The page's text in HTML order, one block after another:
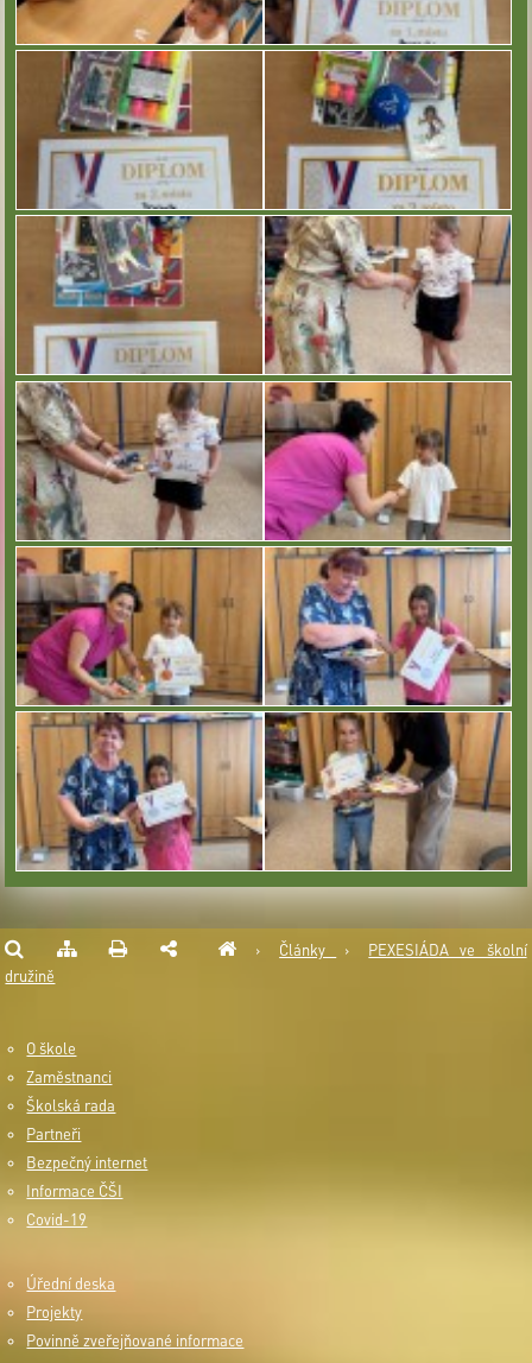
› Články ›
PEXESIÁDA ve školní
družině
O škole
Zaměstnanci
Školská rada
Partneři
Bezpečný internet
Informace ČŠI
Covid-19
Úřední deska
Projekty
Povinně zveřejňované informace